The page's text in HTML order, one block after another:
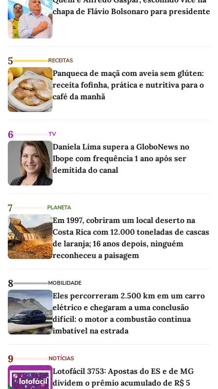
chapa de Flávio Bolsonaro para presidente
5 RECEITAS
Panqueca de maçã com aveia sem glúten:
receita fofinha, prática e nutritiva para o
café da manhã
6 TV
Daniela Lima supera a GloboNews no
Ibope com frequência 1 ano após ser
demitida do canal
7 PLANETA
Em 1997, cobriram um local deserto na
Costa Rica com 12.000 toneladas de cascas
de laranja; 16 anos depois, ninguém
reconheceu a paisagem
8 MOBILIDADE
Eles percorreram 2.500 km em um carro
elétrico e chegaram a uma conclusão
difícil: o motor a combustão continua
imbatível na estrada
9 NOTÍCIAS
Lotofácil 3753: Apostas do ES e de MG
dividem o prêmio acumulado de R$ 5